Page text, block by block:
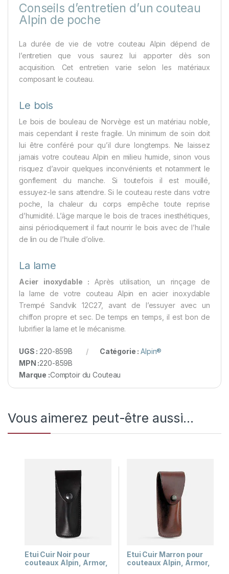
Conseils d’entretien d’un couteau
Alpin de poche
La durée de vie de votre couteau Alpin dépend de
l’entretien que vous saurez lui apporter dès son
acquisition. Cet entretien varie selon les matériaux
composant le couteau.
Le bois
Le bois de bouleau de Norvège est un matériau noble,
mais cependant il reste fragile. Un minimum de soin doit
lui être conféré pour qu’il dure longtemps. Ne laissez
jamais votre couteau Alpin en milieu humide, sinon vous
risquez d’avoir quelques inconvénients et notamment le
gonflement du manche. Si toutefois il est mouillé,
essuyez-le sans attendre. Si le couteau reste dans votre
poche, la chaleur du corps empêche toute reprise
d’humidité. L’âge marque le bois de traces inesthétiques,
ainsi périodiquement il faut nourrir le bois avec de l’huile
de lin ou de l’huile d’olive.
La lame
Acier inoxydable : Après utilisation, un rinçage de
la lame de votre couteau Alpin en acier inoxydable
Trempé Sandvik 12C27, avant de l’essuyer avec un
chiffon propre et sec. De temps en temps, il est bon de
lubrifier la lame et le mécanisme.
UGS : 220-859B Catégorie :Alpin®
MPN :220-859B
Marque :Comptoir du Couteau
Vous aimerez peut-être aussi…
Etui Cuir Noir pour
couteaux Alpin, Armor,
Etui Cuir Marron pour
couteaux Alpin, Armor,